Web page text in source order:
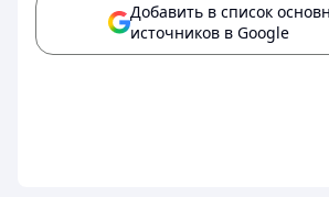
Добавить в список
источников в Google